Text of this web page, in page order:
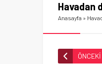
Havadan
Anasayfa »
ÖNCEKİ